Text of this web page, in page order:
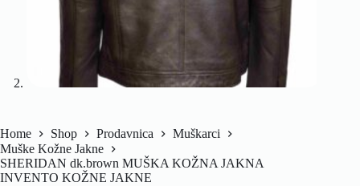
Home Shop Prodavnica
Muškarci
Muške Kožne Jakne
SHERIDAN dk.brown MUŠKA KOŽNA JAKNA
INVENTO KOŽNE JAKNE